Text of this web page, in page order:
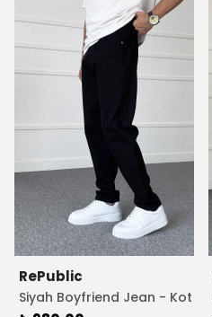
RePublic
Siyah Boyfriend Jean - Kot
Pantolon